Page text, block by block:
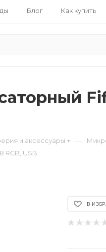
Блог Как купить
и аксессуары —
RGB, USB
В